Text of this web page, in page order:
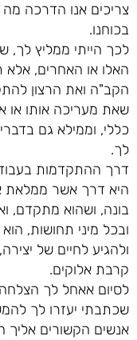
צריכים אנו הדרכה
בכוחנו.
לכך הייתי ממליץ לך,
האלו או האחרים, אלא
הקב"ה ואת הרצון
שאת מעריכה אותו או
כללי, וממילא גם
לך.
דרך ההתקדמות
היא דרך אשר ממלאת
בונה, ושהוא מתקדם,
ובכל מיני תחושות,
ולהגיע לחיים של
קרבת אלוקים.
לסיום אאחל לך
שכתבתי יעזרו לך
אנשים הקשורים אליך